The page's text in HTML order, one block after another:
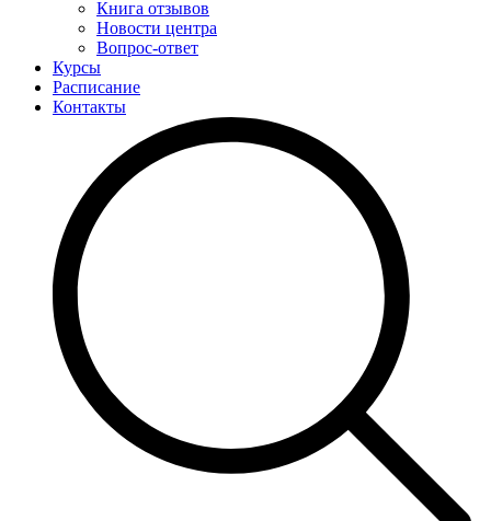
Книга отзывов
Новости центра
Вопрос-ответ
Курсы
Расписание
Контакты